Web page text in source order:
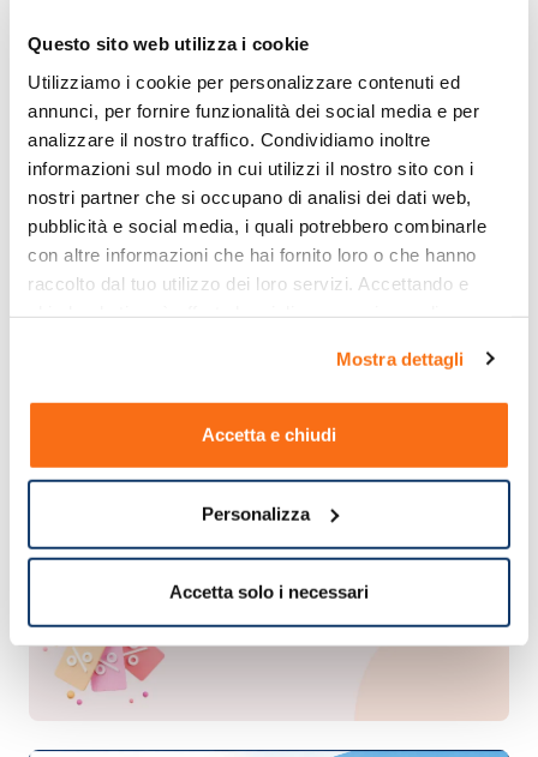
Questo sito web utilizza i cookie
Utilizziamo i cookie per personalizzare contenuti ed
annunci, per fornire funzionalità dei social media e per
analizzare il nostro traffico. Condividiamo inoltre
informazioni sul modo in cui utilizzi il nostro sito con i
nostri partner che si occupano di analisi dei dati web,
pubblicità e social media, i quali potrebbero combinarle
con altre informazioni che hai fornito loro o che hanno
raccolto dal tuo utilizzo dei loro servizi. Accettando e
Mostra dettagli
Accetta e chiudi
Personalizza
Accetta solo i necessari